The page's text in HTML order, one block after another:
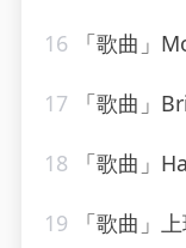
16 「歌曲」
17 「歌曲」
18 「歌曲」
19 「歌曲」